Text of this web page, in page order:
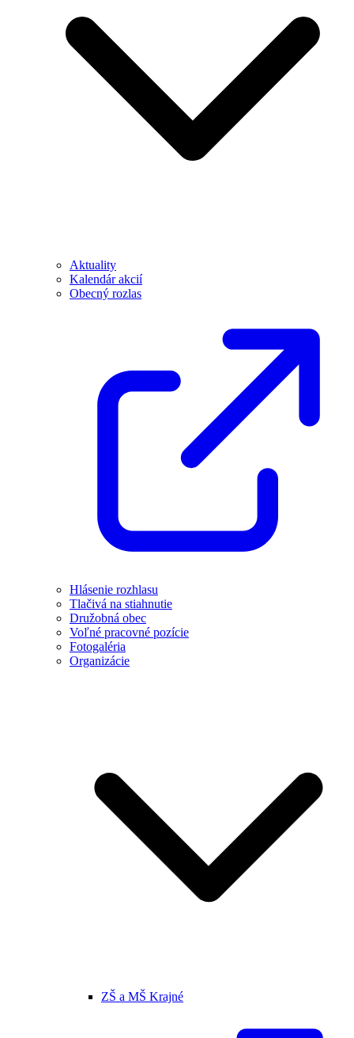
Aktuality
Kalendár akcií
Obecný rozlas
Hlásenie rozhlasu
Tlačivá na stiahnutie
Družobná obec
Voľné pracovné pozície
Fotogaléria
Organizácie
ZŠ a MŠ Krajné